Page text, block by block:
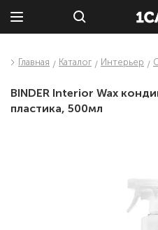
Главная Каталог Интерьер
BINDER Interior Wax
пластика, 500мл